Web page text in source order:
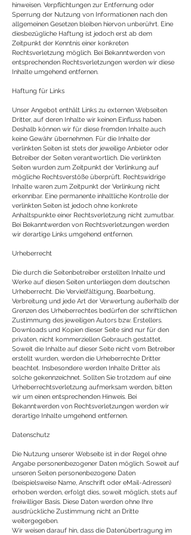
hinweisen. Verpflichtungen zur Entfernung oder
Sperrung der Nutzung von Informationen nach den
allgemeinen Gesetzen bleiben hiervon unberührt. Eine
diesbezügliche Haftung ist jedoch erst ab dem
Zeitpunkt der Kenntnis einer konkreten
Rechtsverletzung möglich. Bei Bekanntwerden von
entsprechenden Rechtsverletzungen werden wir diese
Inhalte umgehend entfernen.
Haftung für Links
Unser Angebot enthält Links zu externen Webseiten
Dritter, auf deren Inhalte wir keinen Einfluss haben.
Deshalb können wir für diese fremden Inhalte auch
keine Gewähr übernehmen. Für die Inhalte der
verlinkten Seiten ist stets der jeweilige Anbieter oder
Betreiber der Seiten verantwortlich. Die verlinkten
Seiten wurden zum Zeitpunkt der Verlinkung auf
mögliche Rechtsverstöße überprüft. Rechtswidrige
Inhalte waren zum Zeitpunkt der Verlinkung nicht
erkennbar. Eine permanente inhaltliche Kontrolle der
verlinkten Seiten ist jedoch ohne konkrete
Anhaltspunkte einer Rechtsverletzung nicht zumutbar.
Bei Bekanntwerden von Rechtsverletzungen werden
wir derartige Links umgehend entfernen.
Urheberrecht
Die durch die Seitenbetreiber erstellten Inhalte und
Werke auf diesen Seiten unterliegen dem deutschen
Urheberrecht. Die Vervielfältigung, Bearbeitung,
Verbreitung und jede Art der Verwertung außerhalb der
Grenzen des Urheberrechtes bedürfen der schriftlichen
Zustimmung des jeweiligen Autors bzw. Erstellers.
Downloads und Kopien dieser Seite sind nur für den
privaten, nicht kommerziellen Gebrauch gestattet.
Soweit die Inhalte auf dieser Seite nicht vom Betreiber
erstellt wurden, werden die Urheberrechte Dritter
beachtet. Insbesondere werden Inhalte Dritter als
solche gekennzeichnet. Sollten Sie trotzdem auf eine
Urheberrechtsverletzung aufmerksam werden, bitten
wir um einen entsprechenden Hinweis. Bei
Bekanntwerden von Rechtsverletzungen werden wir
derartige Inhalte umgehend entfernen.
Datenschutz
Die Nutzung unserer Webseite ist in der Regel ohne
Angabe personenbezogener Daten möglich. Soweit auf
unseren Seiten personenbezogene Daten
(beispielsweise Name, Anschrift oder eMail-Adressen)
erhoben werden, erfolgt dies, soweit möglich, stets auf
freiwilliger Basis. Diese Daten werden ohne Ihre
ausdrückliche Zustimmung nicht an Dritte
weitergegeben.
Wir weisen darauf hin, dass die Datenübertragung im